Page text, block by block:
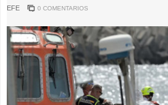
EFE 0 COMENTARIOS